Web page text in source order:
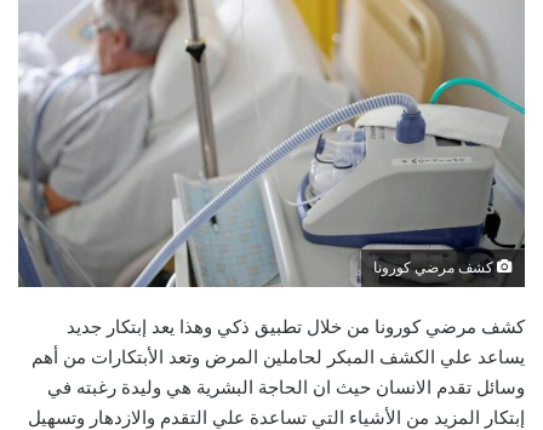
كشف مرضي كورونا
كشف مرضي كورونا من خلال تطبيق ذكي وهذا يعد إبتكار جديد
يساعد علي الكشف المبكر لحاملين المرض وتعد الأبتكارات من أهم
وسائل تقدم الانسان حيث ان الحاجة البشرية هي وليدة رغبته في
إبتكار المزيد من الأشياء التي تساعدة علي التقدم والازدهار وتسهيل